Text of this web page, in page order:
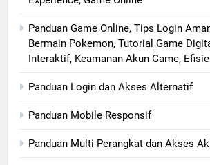
Panduan Game Online, Tips Login
Bermain Pokemon, Tutorial Game
Interaktif, Keamanan Akun Game,
Panduan Login dan Akses Alternatif
Panduan Mobile Responsif
Panduan Multi-Perangkat dan Akses